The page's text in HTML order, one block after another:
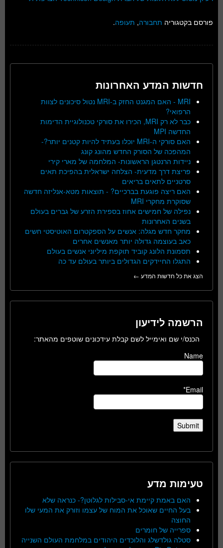
פורסם בקטגוריה תחבורה, תעופה.
חדשות המדע האחרונות
MRI - האם המגנט החזק ב-MRI נטול סיכונים לצוות
הרפואי?
כבר לא רק MRI, הכירו את סורקי טכנולוגיית הדימות
החדשה MPI
האם סורקי ה-MRI יוכלו בעתיד להיות קטנים יותר?-
המהפכה של הסורק החדש מהונג קונג
ניידות הרנטגן הראשונות- המלחמה של מארי קירי
פריצת דרך מדעית- הצלחה ישראלית בהפיכת תאים
סרטניים לתאים בריאים
האם ריצה פוגעת בברכיים? - תוצאות מטא-אנליזה חדשה
שסוקרת מחקרי MRI
נפילה של חמישים אחוז בספירת הזרע של גברים בעולם
בשנים האחרונות
מחקר חדש מגלה: אנשים על הספקטרום האוטיסטי חשים
כאב בעוצמה גדולה יותר מאנשים אחרים
תסמונת הלונג קוביד תוקפת מיליוני אנשים בעולם
התגלו החיידקים הגדולים ביותר בעולם עד כה
הצג את כל חדשות המדע ←
הרשמה לידיעון
הכנס/י שם ואימייל לשם קבלת עידכונים שוטפים מהאתר:
Name
Email*
טעימות מדע
האם באמת קיימת אי-סבילות לגלוטן?- כנראה שלא
בעל החיים שאוכל את המוח של עצמו וזורק את המעי שלו
החוצה
ספרייה של חומרים
סטלה גולדשלג והלוכדים היהודים במלחמת העולם השנייה